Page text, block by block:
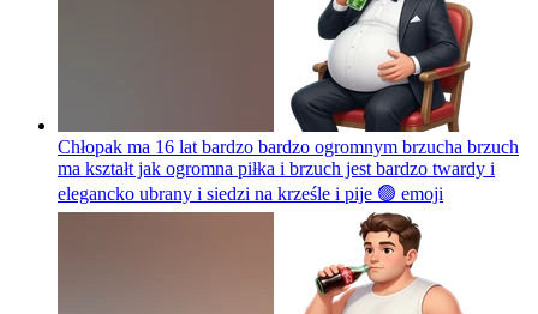
Chłopak ma 16 lat bardzo bardzo ogromnym brzucha brzuch
ma kształt jak ogromna piłka i brzuch jest bardzo twardy i
elegancko ubrany i siedzi na krześle i pije 🟢 emoji